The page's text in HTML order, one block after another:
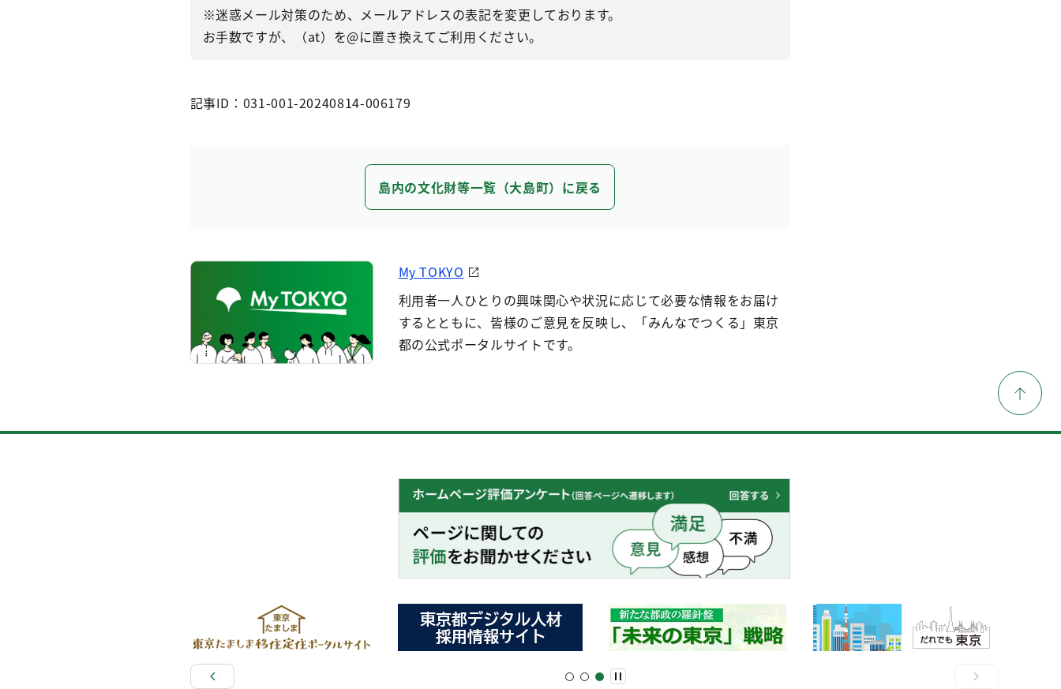
※迷惑メール対策のため、メールアドレスの表記を変更しております。
お手数ですが、（at）を@に置き換えてご利用ください。
記事ID：031-001-20240814-006179
島内の文化財等一覧（大島町）に戻る
My TOKYO
利用者一人ひとりの興味関心や状況に応じて必要な情報をお届け
するとともに、皆様のご意見を反映し、「みんなでつくる」東京
都の公式ポータルサイトです。